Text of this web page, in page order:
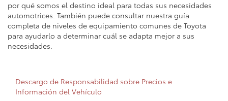
por qué somos el destino ideal para todas sus necesidades
automotrices. También puede consultar nuestra guía
completa de niveles de equipamiento comunes de Toyota
para ayudarlo a determinar cuál se adapta mejor a sus
necesidades.
Descargo de Responsabilidad sobre Precios e
Información del Vehículo